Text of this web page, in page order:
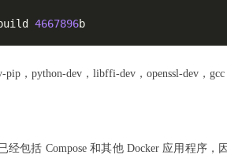
4667896b
，python-dev，libffi-dev，openssl-dev，gcc
经包括 Compose 和其他 Docker 应用程序，